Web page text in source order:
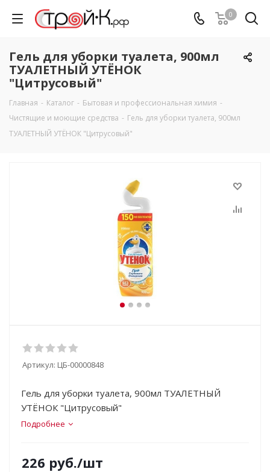
0
Гель для уборки туалета, 900мл
ТУАЛЕТНЫЙ УТЁНОК
"Цитрусовый"
Главная - Каталог - Бытовая и профессиональная химия -
Чистящие и моющие средства - Гель для уборки туалета, 900мл
ТУАЛЕТНЫЙ УТЁНОК "Цитрусовый"
Артикул: ЦБ-00000848
Гель для уборки туалета, 900мл ТУАЛЕТНЫЙ
УТЁНОК "Цитрусовый"
Подробнее
226 руб./шт